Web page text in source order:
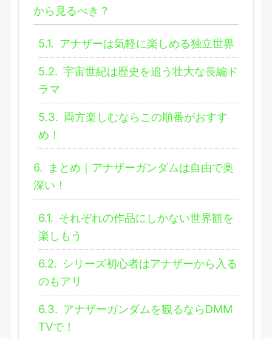
から見るべき？
5.1. アナザーは気軽に楽しめる独立世界
5.2. 宇宙世紀は歴史を追う壮大な長編ド
ラマ
5.3. 両方楽しむならこの順番がおすす
め！
6.
まとめ｜アナザーガンダムは自由で奥
深い！
6.1. それぞれの作品にしかない世界観を
楽しもう
6.2. シリーズ初心者はアナザーから入る
のもアリ
6.3. アナザーガンダムを観るならDMM
TVで！